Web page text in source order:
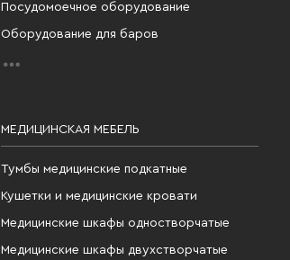
Посудомоечное оборудование
Оборудование для баров
МЕДИЦИНСКАЯ МЕБЕЛЬ
Тумбы медицинские подкатные
Кушетки и медицинские кровати
Медицинские шкафы одностворчатые
Медицинские шкафы двухстворчатые